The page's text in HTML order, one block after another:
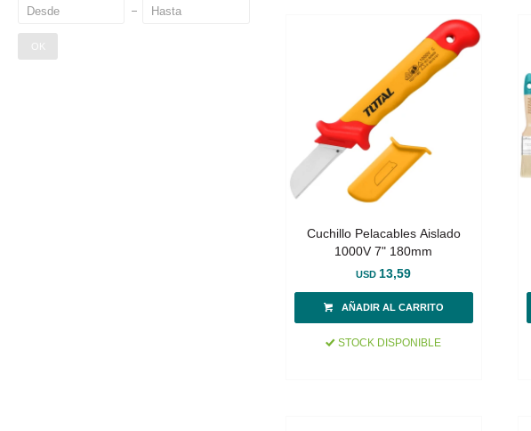
Cuchillo Pelacables Aislado
1000V 7" 180mm
USD 13,59
STOCK DISPONIBLE
OK